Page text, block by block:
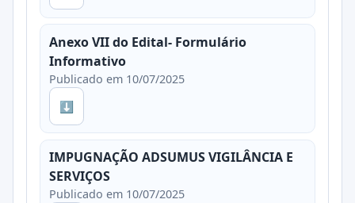
Anexo VII do Edital- Formulário
Informativo
Publicado em 10/07/2025
⬇
IMPUGNAÇÃO ADSUMUS VIGILÂNCIA E
SERVIÇOS
Publicado em 10/07/2025